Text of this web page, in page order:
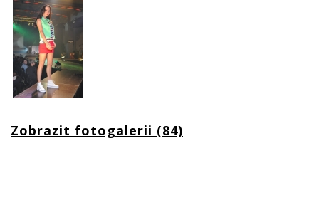
Zobrazit fotogalerii (84)